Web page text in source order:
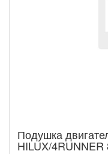
Подушка
HILUX/